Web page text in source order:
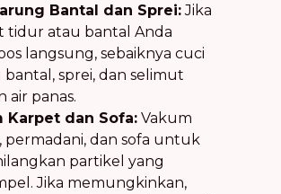
Bantal dan Sprei:Jika
tidur atau bantal Anda
langsung, sebaiknya cuci
bantal, sprei, dan selimut
air panas.
Karpet dan Sofa: Vakum
permadani, dan sofa untuk
partikel yang
Jika memungkinkan,